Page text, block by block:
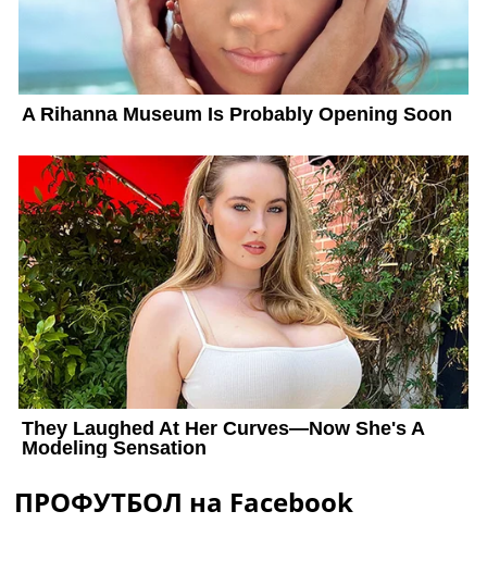
ПРОФУТБОЛ на Facebook